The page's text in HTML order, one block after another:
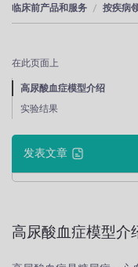
临床前产品和服务 按疾病
在此页面上
高尿酸血症模型介绍
实验结果
发表文章
高尿酸血症模型介